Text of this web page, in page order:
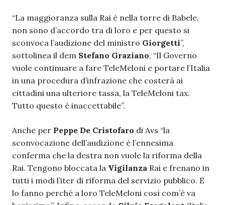
“La maggioranza sulla Rai è nella torre di Babele,
non sono d’accordo tra di loro e per questo si
sconvoca l’audizione del ministro Giorgetti”,
sottolinea il dem Stefano Graziano, “Il Governo
vuole continuare a fare TeleMeloni e portare l’Italia
in una procedura d’infrazione che costerà ai
cittadini una ulteriore tassa, la TeleMeloni tax.
Tutto questo è inaccettabile”.
Anche per Peppe De Cristofaro di Avs “la
sconvocazione dell’audizione è l’ennesima
conferma che la destra non vuole la riforma della
Rai. Tengono bloccata la Vigilanza Rai e frenano in
tutti i modi l’iter di riforma del servizio pubblico. E
lo fanno perché a loro TeleMeloni così com’è va